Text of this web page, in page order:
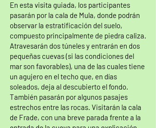
En esta visita guiada, los participantes
pasarán por la cala de Mula, donde podrán
observar la estratificación del suelo,
compuesto principalmente de piedra caliza.
Atravesarán dos túneles y entrarán en dos
pequeñas cuevas (si las condiciones del
mar son favorables), una de las cuales tiene
un agujero en el techo que, en días
soleados, deja al descubierto el fondo.
También pasarán por algunos pasajes
estrechos entre las rocas. Visitarán la cala
de Frade, con una breve parada frente a la